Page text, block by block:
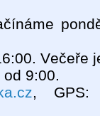
Večeře
9:00.
, GPS: